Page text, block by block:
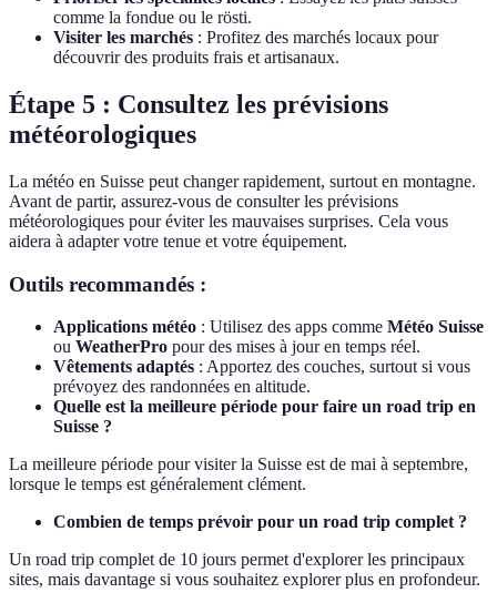
comme la fondue ou le rösti.
Visiter les marchés : Profitez des marchés locaux pour
découvrir des produits frais et artisanaux.
Étape 5 : Consultez les prévisions
météorologiques
La météo en Suisse peut changer rapidement, surtout en montagne.
Avant de partir, assurez-vous de consulter les prévisions
météorologiques pour éviter les mauvaises surprises. Cela vous
aidera à adapter votre tenue et votre équipement.
Outils recommandés :
Applications météo : Utilisez des apps comme Météo Suisse
ou WeatherPro pour des mises à jour en temps réel.
Vêtements adaptés : Apportez des couches, surtout si vous
prévoyez des randonnées en altitude.
Quelle est la meilleure période pour faire un road trip en
Suisse ?
La meilleure période pour visiter la Suisse est de mai à septembre,
lorsque le temps est généralement clément.
Combien de temps prévoir pour un road trip complet ?
Un road trip complet de 10 jours permet d'explorer les principaux
sites, mais davantage si vous souhaitez explorer plus en profondeur.